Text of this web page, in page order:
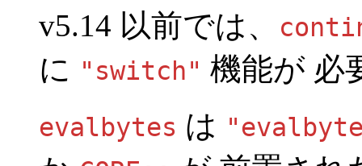
v5.14 以前では、
に "switch" 機能が 必
evalbytes は